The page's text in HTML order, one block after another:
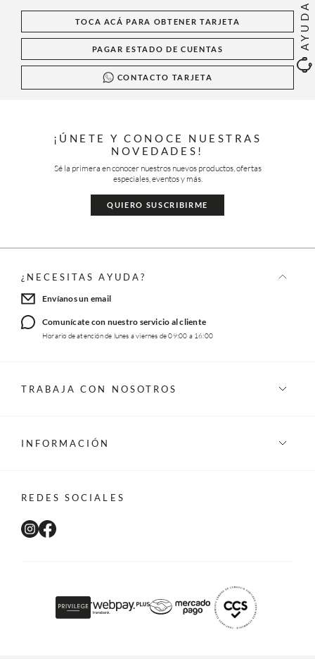
AYUDA
TOCA ACÁ PARA OBTENER TARJETA
PAGAR ESTADO DE CUENTAS
CONTACTO TARJETA
¡ÚNETE Y CONOCE NUESTRAS
NOVEDADES!
Sé la primera en conocer nuestros nuevos productos, ofertas
especiales, eventos y más.
QUIERO SUSCRIBIRME
¿NECESITAS AYUDA?
Envíanos un email
Comunícate con nuestro servicio al cliente
Horario de atención de lunes a viernes de 09:00 a 16:00
TRABAJA CON NOSOTROS
INFORMACIÓN
REDES SOCIALES